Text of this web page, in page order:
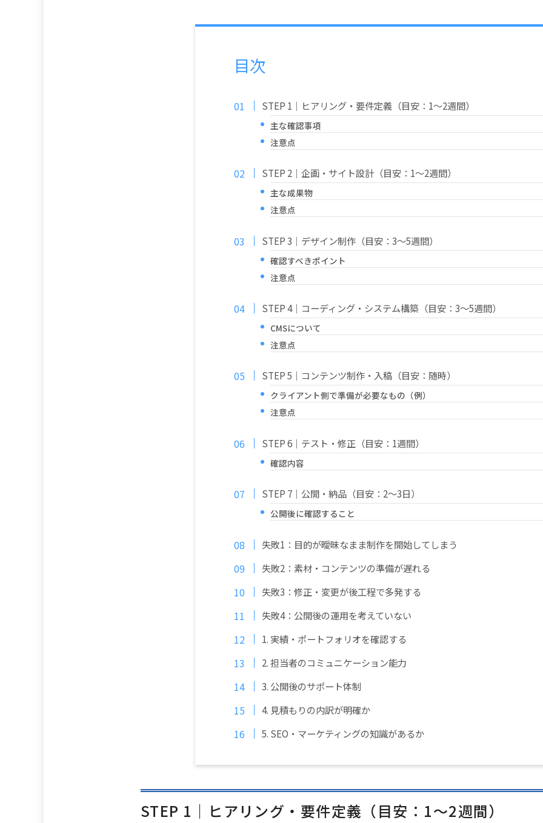
目次
STEP 1｜ヒアリング・要件定義（目安：1〜2週間）
主な確認事項
注意点
STEP 2｜企画・サイト設計（目安：1〜2週間）
主な成果物
注意点
STEP 3｜デザイン制作（目安：3〜5週間）
確認すべきポイント
注意点
STEP 4｜コーディング・システム構築（目安：3〜5週間）
CMSについて
注意点
STEP 5｜コンテンツ制作・入稿（目安：随時）
クライアント側で準備が必要なもの（例）
注意点
STEP 6｜テスト・修正（目安：1週間）
確認内容
STEP 7｜公開・納品（目安：2〜3日）
公開後に確認すること
失敗1：目的が曖昧なまま制作を開始してしまう
失敗2：素材・コンテンツの準備が遅れる
失敗3：修正・変更が後工程で多発する
失敗4：公開後の運用を考えていない
1. 実績・ポートフォリオを確認する
2. 担当者のコミュニケーション能力
3. 公開後のサポート体制
4. 見積もりの内訳が明確か
5. SEO・マーケティングの知識があるか
STEP 1｜ヒアリング・要件定義（目安：1〜2週間）